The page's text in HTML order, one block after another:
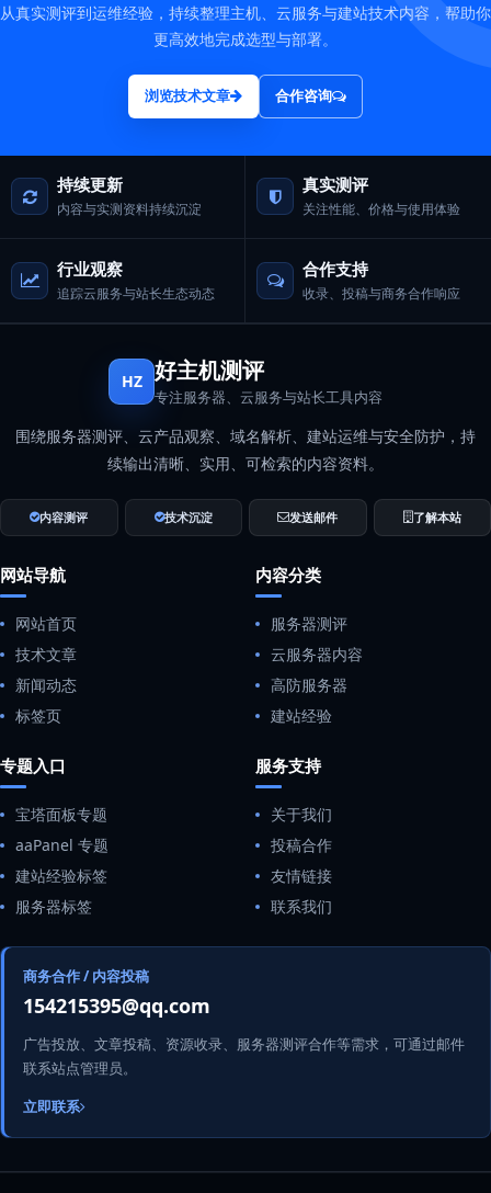
从真实测评到运维经验，持续整理主机、云服务与建站技术内容，帮助你
更高效地完成选型与部署。
浏览技术文章 合作咨询
持续更新
内容与实测资料持续沉淀
真实测评
关注性能、价格与使用体验
行业观察
追踪云服务与站长生态动态
合作支持
收录、投稿与商务合作响应
HZ 好主机测评
专注服务器、云服务与站长工具内容
围绕服务器测评、云产品观察、域名解析、建站运维与安全防护，持
续输出清晰、实用、可检索的内容资料。
内容测评 技术沉淀 发送邮件 了解本站
网站导航
网站首页
技术文章
新闻动态
标签页
内容分类
服务器测评
云服务器内容
高防服务器
建站经验
专题入口
宝塔面板专题
aaPanel 专题
建站经验标签
服务器标签
服务支持
关于我们
投稿合作
友情链接
联系我们
商务合作 / 内容投稿
154215395@qq.com
广告投放、文章投稿、资源收录、服务器测评合作等需求，可通过邮件
联系站点管理员。
立即联系